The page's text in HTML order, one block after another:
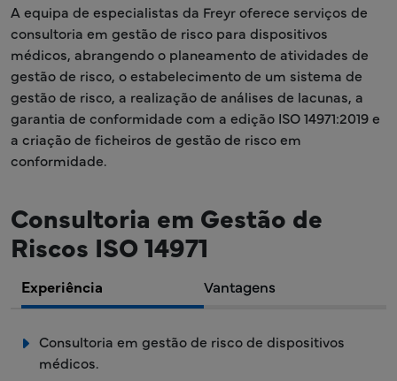
A equipa de especialistas da Freyr oferece serviços de
consultoria em gestão de risco para dispositivos
médicos, abrangendo o planeamento de atividades de
gestão de risco, o estabelecimento de um sistema de
gestão de risco, a realização de análises de lacunas, a
garantia de conformidade com a edição ISO 14971:2019 e
a criação de ficheiros de gestão de risco em
conformidade.
Consultoria em Gestão de
Riscos ISO 14971
Experiência Vantagens
Consultoria em gestão de risco de dispositivos
médicos.